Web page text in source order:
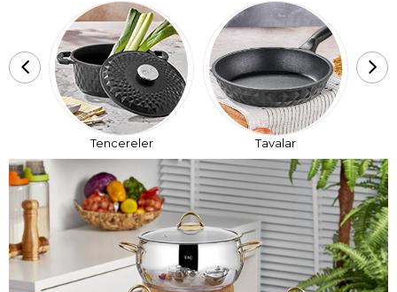
Tencereler Tavalar